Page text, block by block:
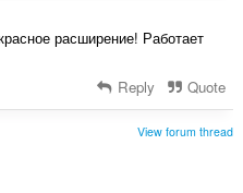
расширение! Работает
Reply Quote
View forum thread